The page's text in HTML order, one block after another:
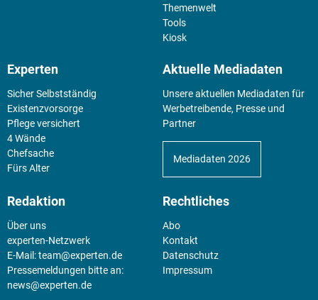
Themenwelt
Tools
Kiosk
Experten
Sicher Selbstständig
Existenz­vorsorge
Pflege versichert
4 Wände
Chefsache
Fürs Alter
Aktuelle Mediadaten
Unsere aktuellen Mediadaten für
Werbetreibende, Presse und
Partner
Mediadaten 2026
Redaktion
Über uns
experten-Netzwerk
E-Mail:team@experten.de
Pressemeldungen bitte an:
news@experten.de
Rechtliches
Abo
Kontakt
Datenschutz
Impressum